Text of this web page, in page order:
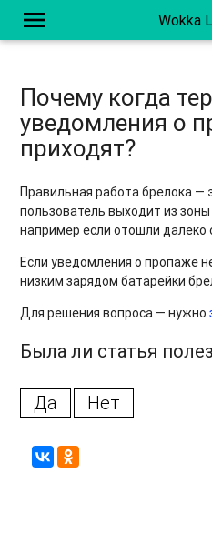
menu Wokka
Почему когда
уведомления о
приходят?
Правильная работа брелока —
пользователь выходит из
например если отошли далеко
Если уведомления о пропаже
низким зарядом батарейки
Для решения вопроса — нужно
Была ли статья
Да Нет